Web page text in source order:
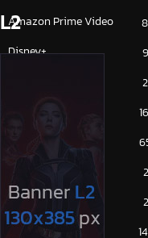
Amazon Prime Video
Disney+
NETFLIX
ซีรีย์ญี่ปุ่น
ซีรีย์ฝรั่ง
L2